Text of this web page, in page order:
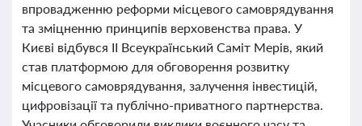
впровадженню реформи місцевого самоврядування
та зміцненню принципів верховенства права. У
Києві відбувся II Всеукраїнський Саміт Мерів, який
став платформою для обговорення розвитку
місцевого самоврядування, залучення інвестицій,
цифровізації та публічно-приватного партнерства.